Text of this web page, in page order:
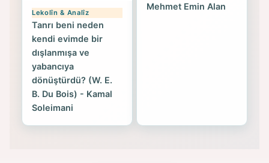
Lekolîn & Analîz
Tanrı beni neden
kendi evimde bir
dışlanmışa ve
yabancıya
dönüştürdü? (W. E.
B. Du Bois) - Kamal
Soleimani
Mehmet Emin Alan